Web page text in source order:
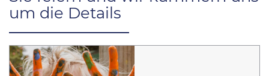
um die Details